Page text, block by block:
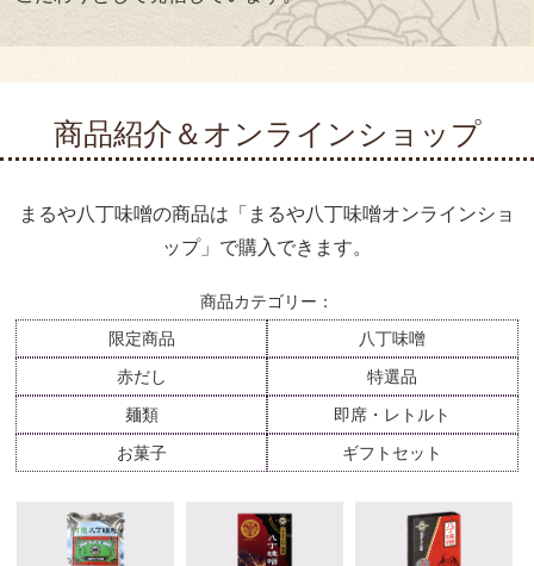
商品紹介＆オンラインショップ
まるや八丁味噌の商品は「まるや八丁味噌オンラインショ
ップ」で購入できます。
商品カテゴリー：
限定商品
八丁味噌
赤だし
特選品
麺類
即席・レトルト
お菓子
ギフトセット